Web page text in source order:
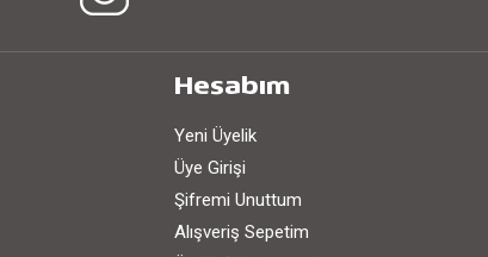
Hesabım
Yeni Üyelik
Üye Girişi
Şifremi Unuttum
Alışveriş Sepetim